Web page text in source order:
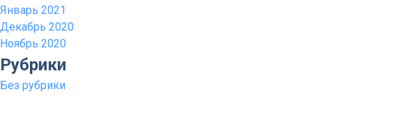
Январь 2021
Декабрь 2020
Ноябрь 2020
Рубрики
Без рубрики